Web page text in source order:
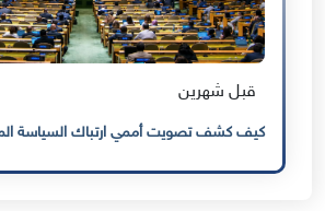
قبل شهرين
كيف كشف تصويت أممي ارتباك السياسة